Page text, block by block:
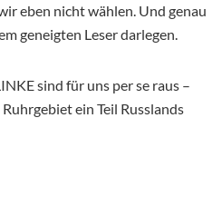
eben nicht wählen. Und genau
geneigten Leser darlegen.
sind für uns per se raus –
ein Teil Russlands